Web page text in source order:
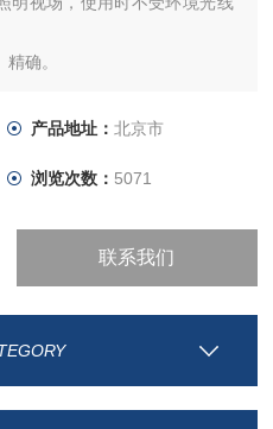
确。
晰时，显微镜刻度尺上的Z小
产品地址： 北京市
浏览次数： 5071
联系我们